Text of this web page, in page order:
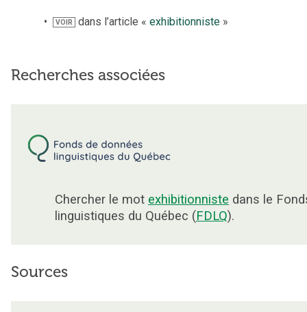
VOIR dans l’article «exhibitionniste »
Recherches associées
Chercher le mot exhibitionniste dans le
linguistiques du Québec (FDLQ).
Sources